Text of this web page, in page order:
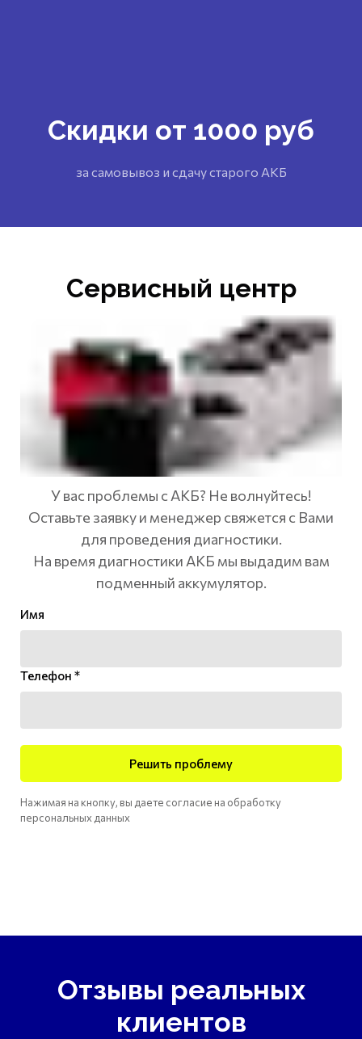
Скидки от 1000 руб
за самовывоз и сдачу старого АКБ
Сервисный центр
У вас проблемы с АКБ? Не волнуйтесь!
Оставьте заявку и менеджер свяжется с Вами
для проведения диагностики.
На время диагностики АКБ мы выдадим вам
подменный аккумулятор.
Имя
Телефон *
Решить проблему
Нажимая на кнопку, вы даете согласие на обработку
персональных данных
Отзывы реальных
клиентов